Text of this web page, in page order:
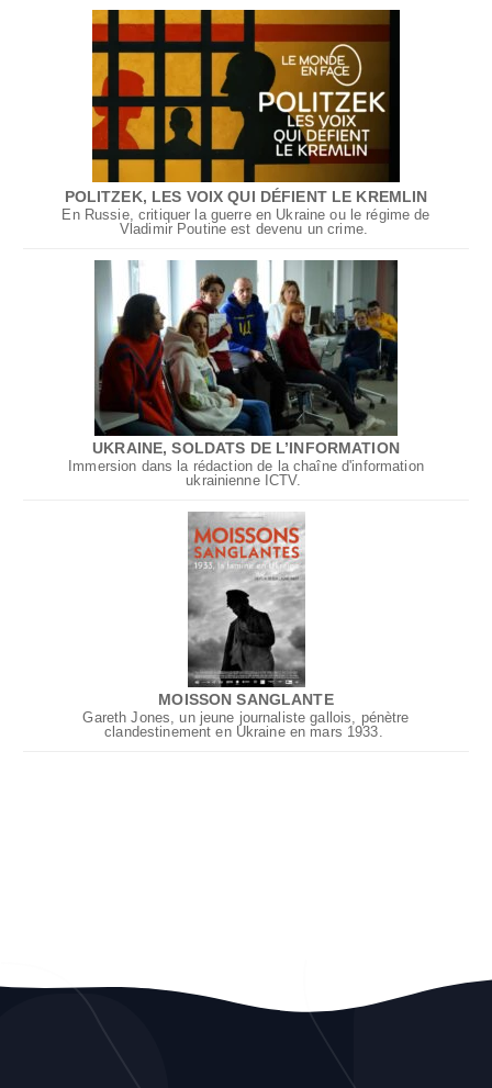
POLITZEK, LES VOIX QUI DÉFIENT LE KREMLIN
En Russie, critiquer la guerre en Ukraine ou le régime de
Vladimir Poutine est devenu un crime.
UKRAINE, SOLDATS DE L’INFORMATION
Immersion dans la rédaction de la chaîne d'information
ukrainienne ICTV.
MOISSON SANGLANTE
Gareth Jones, un jeune journaliste gallois, pénètre
clandestinement en Ukraine en mars 1933.